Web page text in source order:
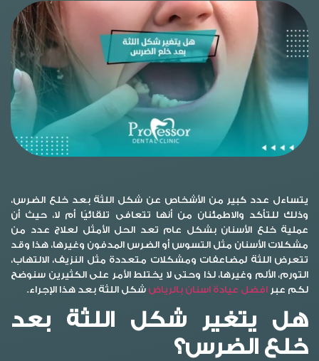
يتساءل عدد كبير من الأشخاص عن شكل اللثة بعد خلع الضرس،
وذلك للتأكد والاطمئنان من أنها تتعافى تلقائيًا أم لا، حيث أن
عملية خلع الأسنان بشكل عام تعد الحل الأمثل لعلاج عدد من
مشكلات الأسنان مثل التسوس أو الضرس المدفون وغيرها، هذا وقد
تتعرض اللثة لمضاعفات ومشكلات متعددة مثل النزيف، الالتهاب،
التورم، الألم وغيرها، لذا وحتى لا يختلط الأمر على الكثيرين سنوضح
لكم عبر افضل عيادة اسنان بالرياض شكل اللثة بعد هذا الإجراء.
هل يتغيرشكل اللثة بعد
خلع الضرس؟